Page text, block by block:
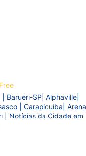
Barueri-SP| Alphaville|
| Carapicuíba| Arena
| Notícias da Cidade em